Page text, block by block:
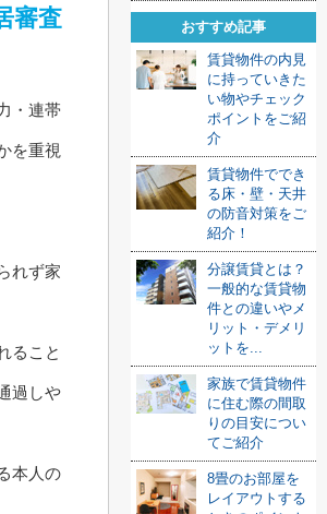
審査
・連帯
を重視
れず家
ること
過しや
本人の
おすすめ記事
賃貸物件の内見
に持っていきた
い物やチェック
ポイントをご紹
介
賃貸物件ででき
る床・壁・天井
の防音対策をご
紹介！
分譲賃貸とは？
一般的な賃貸物
件との違いやメ
リット・デメリ
ットを...
家族で賃貸物件
に住む際の間取
りの目安につい
てご紹介
8畳のお部屋を
レイアウトする